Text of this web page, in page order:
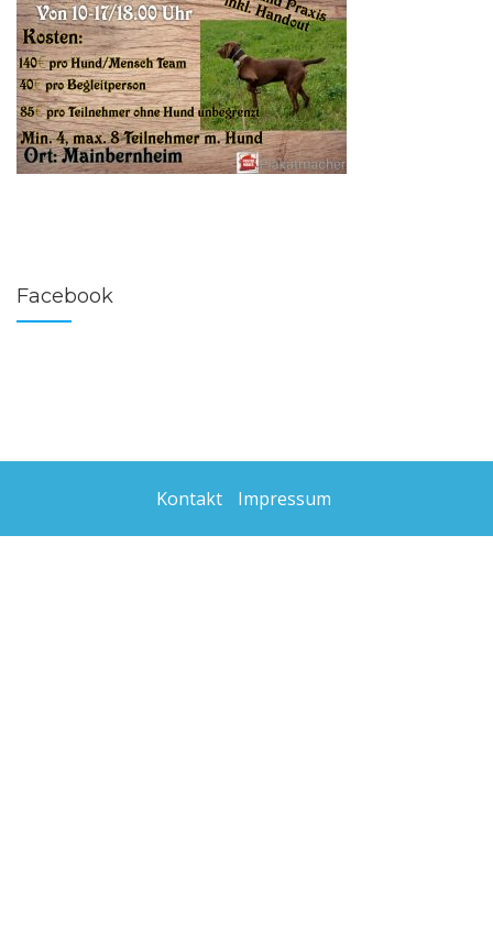
Facebook
Kontakt Impressum